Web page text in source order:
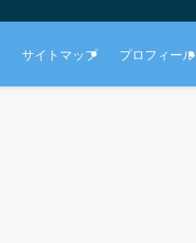
サイトマップ プロフィール